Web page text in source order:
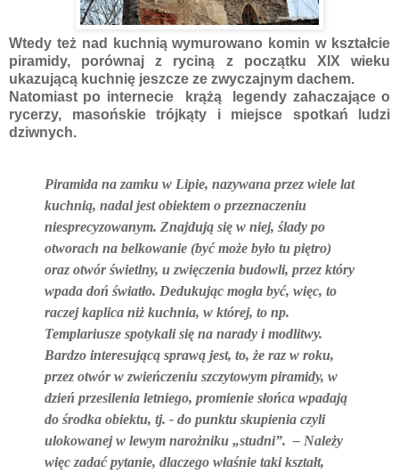
Wtedy też nad kuchnią wymurowano komin w kształcie
piramidy, porównaj z ryciną z początku XIX wieku
ukazującą kuchnię jeszcze ze zwyczajnym dachem.
Natomiast po internecie krążą legendy zahaczające o
rycerzy, masońskie trójkąty i miejsce spotkań ludzi
dziwnych.
Piramida na zamku w Lipie, nazywana przez wiele lat
kuchnią, nadal jest obiektem o przeznaczeniu
niesprecyzowanym. Znajdują się w niej, ślady po
otworach na belkowanie (być może było tu piętro)
oraz otwór świetlny, u zwięczenia budowli, przez który
wpada doń światło. Dedukując mogła być, więc, to
raczej kaplica niż kuchnia, w której, to np.
Templariusze spotykali się na narady i modlitwy.
Bardzo interesującą sprawą jest, to, że raz w roku,
przez otwór w zwieńczeniu szczytowym piramidy, w
dzień przesilenia letniego, promienie słońca wpadają
do środka obiektu, tj. - do punktu skupienia czyli
ulokowanej w lewym narożniku „studni”. – Należy
więc zadać pytanie, dlaczego właśnie taki kształt,